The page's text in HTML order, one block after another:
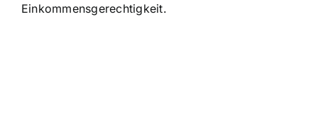
Einkommensgerechtigkeit.